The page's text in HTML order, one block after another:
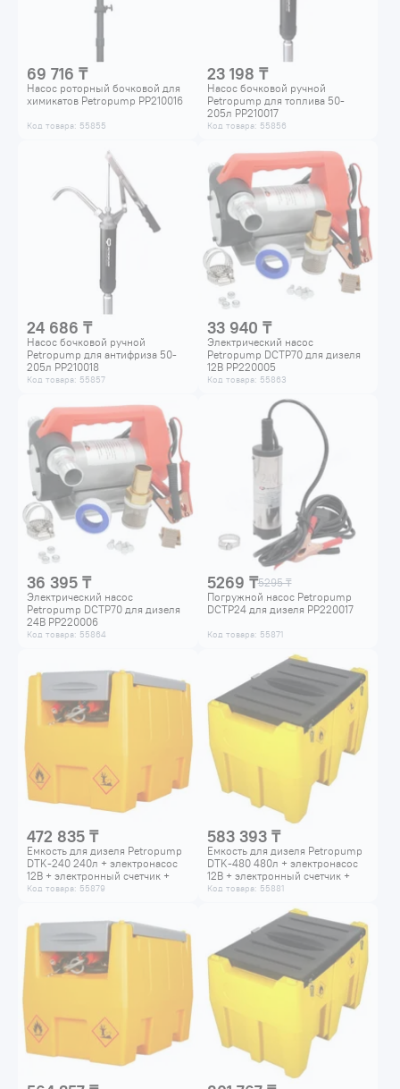
69 716 ₸
Насос роторный бочковой для
химикатов Petropump PP210016
Код товара: 55855
23 198 ₸
Насос бочковой ручной
Petropump для топлива 50-
205л PP210017
Код товара: 55856
24 686 ₸
Насос бочковой ручной
Petropump для антифриза 50-
205л PP210018
Код товара: 55857
33 940 ₸
Электрический насос
Petropump DCTP70 для дизеля
12В PP220005
Код товара: 55863
36 395 ₸
Электрический насос
Petropump DCTP70 для дизеля
24В PP220006
Код товара: 55864
5269 ₸5295 ₸
Погружной насос Petropump
DCTP24 для дизеля PP220017
Код товара: 55871
472 835 ₸
Емкость для дизеля Petropump
DTK-240 240л + электронасос
12В + электронный счетчик +
пистолет-автомат PP411001
Код товара: 55879
583 393 ₸
Емкость для дизеля Petropump
DTK-480 480л + электронасос
12В + электронный счетчик +
пистолет-автомат PP411003
Код товара: 55881